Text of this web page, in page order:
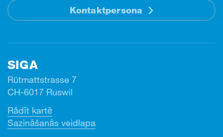
Kontaktpersona
SIGA
Rütmattstrasse 7
CH-6017 Ruswil
Rādīt kartē
Sazināšanās veidlapa